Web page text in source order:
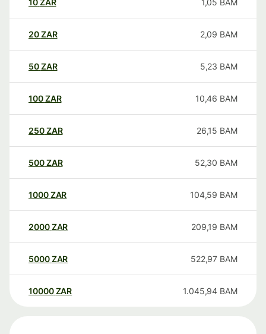
10ZAR 1,05 BAM
20ZAR 2,09 BAM
50ZAR 5,23 BAM
100ZAR 10,46 BAM
250ZAR 26,15 BAM
500ZAR 52,30 BAM
1000ZAR 104,59 BAM
2000ZAR 209,19 BAM
5000ZAR 522,97 BAM
10000 ZAR 1.045,94 BAM